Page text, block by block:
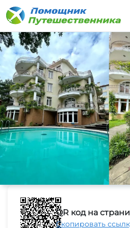
QR код на
Скопировать